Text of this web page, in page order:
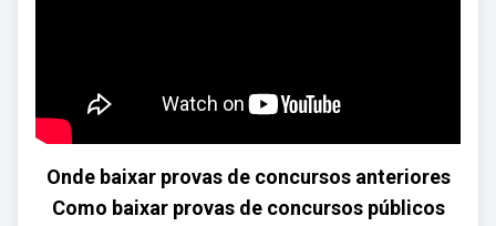
Onde baixar provas de concursos anteriores
Como baixar provas de concursos públicos